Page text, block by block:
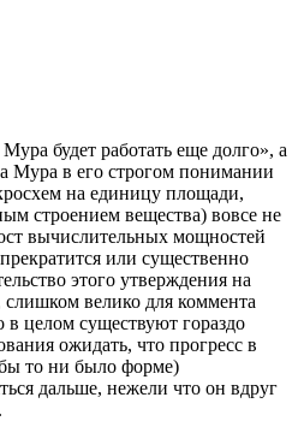
будет работать еще долго», а
Мура в его строгом понимании
на единицу площади,
строением вещества) вовсе не
вычислительных мощностей
или существенно
этого утверждения на
велико для коммента
целом существуют гораздо
ожидать, что прогресс в
то ни было форме)
дальше, нежели что он вдруг